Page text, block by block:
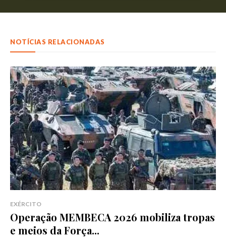
NOTÍCIAS RELACIONADAS
EXÉRCITO
Operação MEMBECA 2026 mobiliza tropas
e meios da Força...